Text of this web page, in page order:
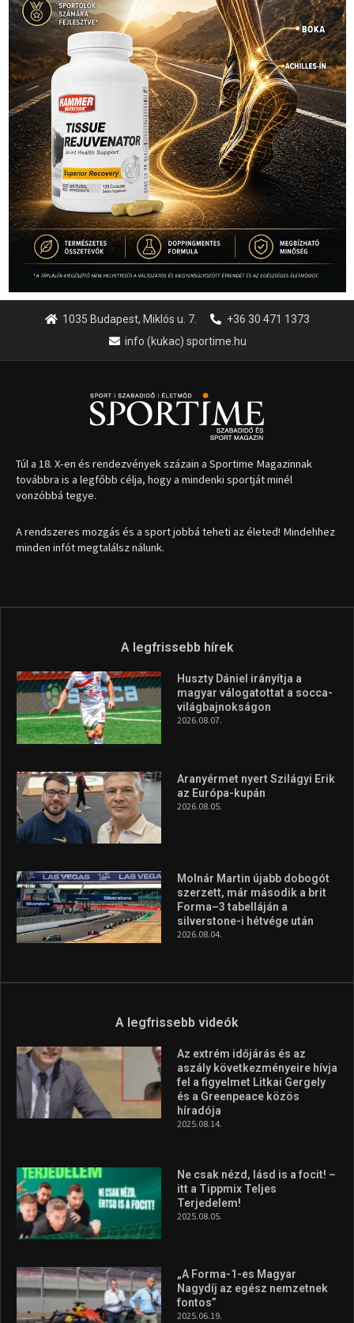
1035 Budapest, Miklós u. 7.
+36 30 471 1373
info (kukac) sportime.hu
Túl a 18. X-en és rendezvények százain a Sportime Magazinnak
továbbra is a legfőbb célja, hogy a mindenki sportját minél
vonzóbbá tegye.
A rendszeres mozgás és a sport jobbá teheti az életed! Mindehhez
minden infót megtalálsz nálunk.
A legfrissebb hírek
Huszty Dániel irányítja a
magyar válogatottat a socca-
világbajnokságon
2026.08.07.
Aranyérmet nyert Szilágyi Erik
az Európa-kupán
2026.08.05.
Molnár Martin újabb dobogót
szerzett, már második a brit
Forma–3 tabelláján a
silverstone-i hétvége után
2026.08.04.
A legfrissebb videók
Az extrém időjárás és az
aszály következményeire hívja
fel a figyelmet Litkai Gergely
és a Greenpeace közös
híradója
2025.08.14.
Ne csak nézd, lásd is a focit! –
itt a Tippmix Teljes
Terjedelem!
2025.08.05.
„A Forma-1-es Magyar
Nagydíj az egész nemzetnek
fontos”
2025.06.19.